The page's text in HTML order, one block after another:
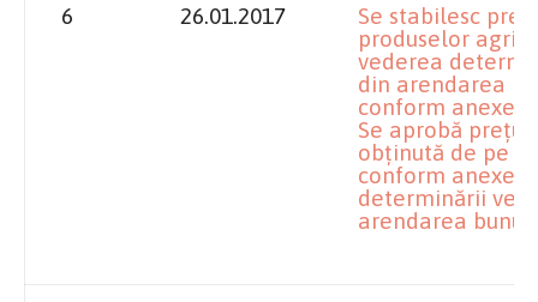
6 26.01.2017
Se stabilesc
produselor
vederea
din arendarea
conform anexei
Se aprobă
obţinută de pe
conform anexei
determinării
arendarea